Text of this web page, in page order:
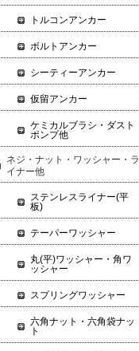
トルコンアンカー
ボルトアンカー
シーティーアンカー
仮留アンカー
ケミカルブラシ・ダスト
ポンプ他
ネジ・ナット・ワッシャー・ラ
イナー他
ステンレスライナー(平
板)
テーパーワッシャー
丸(平)ワッシャー・角ワ
ッシャー
スプリングワッシャー
六角ナット・六角袋ナッ
ト